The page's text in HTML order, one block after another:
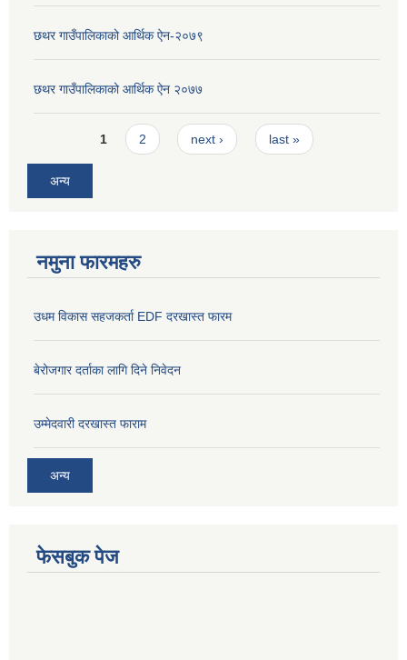
छथर गाउँपालिकाको आर्थिक ऐन-२०७९
छथर गाउँपालिकाको आर्थिक ऐन २०७७
Pages1 2 next › last »
अन्य
नमुना फारमहरु
उधम विकास सहजकर्ता EDF दरखास्त फारम
बेरोजगार दर्ताका लागि दिने निवेदन
उम्मेदवारी दरखास्त फाराम
अन्य
फेसबुक पेज